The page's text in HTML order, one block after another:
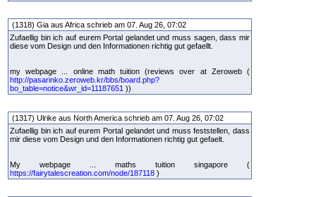
(1318) Gia aus Africa schrieb am 07. Aug 26, 07:02
Zufaellig bin ich auf eurem Portal gelandet und muss sagen, dass mir
diese vom Design und den Informationen richtig gut gefaellt.
my webpage ... online math tuition (reviews over at Zeroweb (
http://pasarinko.zeroweb.kr/bbs/board.php?
bo_table=notice&wr_id=11187651 ))
(1317) Ulrike aus North America schrieb am 07. Aug 26, 07:02
Zufaellig bin ich auf eurem Portal gelandet und muss feststellen, dass
mir diese vom Design und den Informationen richtig gut gefaelt.
My webpage ... maths tuition singapore (
https://fairytalescreation.com/node/187118 )